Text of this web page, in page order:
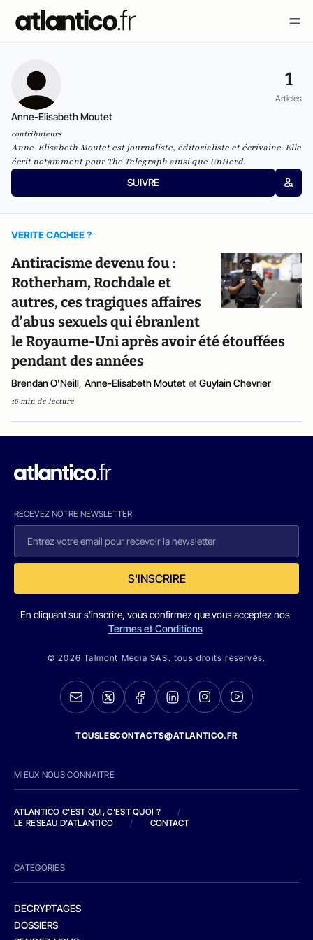
1
Articles
Anne-Elisabeth Moutet
contributeurs
Anne-Elisabeth Moutet est journaliste, éditorialiste et écrivaine. Elle
écrit notamment pourThe Telegraph ainsi que UnHerd.
SUIVRE
VERITE CACHEE ?
Antiracisme devenu fou :
Rotherham, Rochdale et
autres, ces tragiques affaires
d’abus sexuels qui ébranlent
le Royaume-Uni après avoir été étouffées
pendant des années
Brendan O'Neill, Anne-Elisabeth Moutet et Guylain Chevrier
16 min de lecture
RECEVEZ NOTRE NEWSLETTER
S'INSCRIRE
En cliquant sur s'inscrire, vous confirmez que vous acceptez nos
Termes et Conditions
© 2026 Talmont Media SAS. tous droits réservés.
TOUSLESCONTACTS@ATLANTICO.FR
MIEUX NOUS CONNAITRE
ATLANTICO C'EST QUI, C'EST QUOI ?
/
LE RESEAU D'ATLANTICO
/ CONTACT
CATEGORIES
DECRYPTAGES
DOSSIERS